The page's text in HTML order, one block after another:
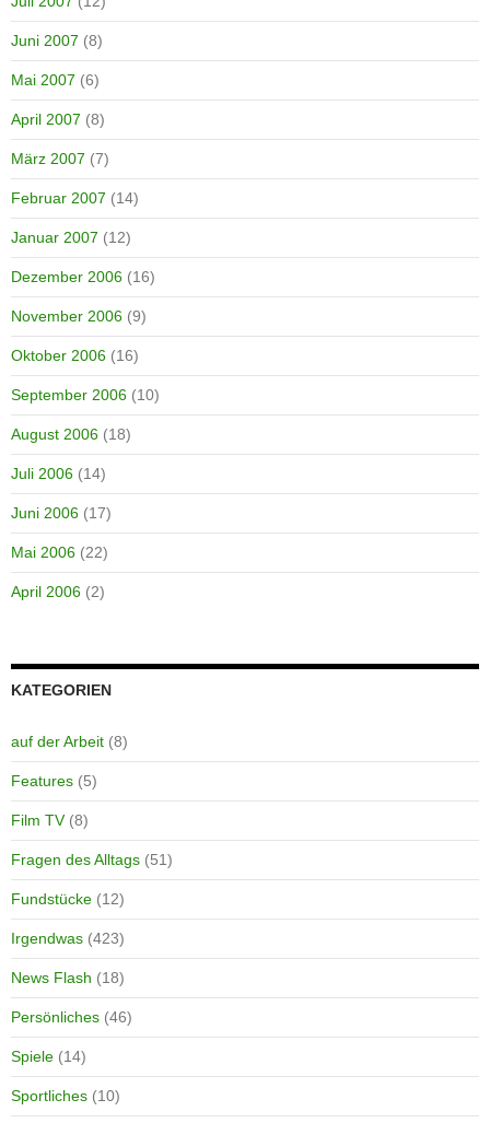
Juni 2007 (8)
Mai 2007 (6)
April 2007 (8)
März 2007 (7)
Februar 2007 (14)
Januar 2007 (12)
Dezember 2006 (16)
November 2006 (9)
Oktober 2006 (16)
September 2006 (10)
August 2006 (18)
Juli 2006 (14)
Juni 2006 (17)
Mai 2006 (22)
April 2006 (2)
KATEGORIEN
auf der Arbeit (8)
Features (5)
Film TV(8)
Fragen des Alltags (51)
Fundstücke (12)
Irgendwas (423)
News Flash (18)
Persönliches (46)
Spiele (14)
Sportliches (10)